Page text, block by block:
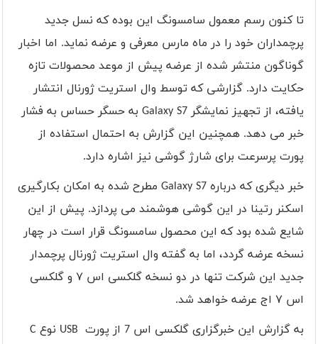
تا کنون رسم معمول سامسونگ این بوده که نسل جدید
پرچمداران خود را در ماه مارس معرفی و عرضه نماید. اما اخبار
گوناگون منتشر شده از عرضه پیش از موعد محصولات تازه
حکایت دارد. گزارشی که توسط وال استریت ژورنال انتشار
یافته، از تجهیز نمایشگر Galaxy S7 به حسگر حساس به فشار
خبر می دهد. همچنین این گزارش به احتمال استفاده از
پورت پرسرعت برای شارژ گوشی نیز اشاره دارد.
خبر دیگری که درباره Galaxy S7 مطرح شده به امکان بکارگیری
اسکنر رتینا در این گوشی هوشمند می پردازد. پیش از این
شایع شده بود که این محصول سامسونگ قرار است در چهار
نسخه عرضه گردد، اما به گفته وال استریت ژورنال پرچمدار
جدید این شرکت تنها در دو نسخه گلکسی اس ۷ و گلکسی
اس ۷ اج عرضه خواهد شد.
به گزارش این خبرگزاری گلکسی اس 7 از پورت
USB نوع C